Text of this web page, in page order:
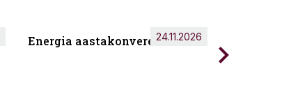
Energia aastakonverents 2026
24.11.2026